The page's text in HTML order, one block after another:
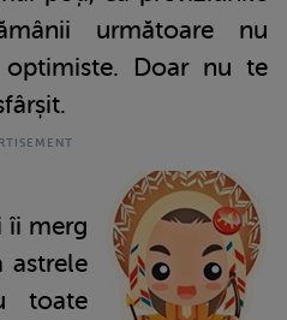
următoare nu
Doar nu te
îi merg
astrele
toate